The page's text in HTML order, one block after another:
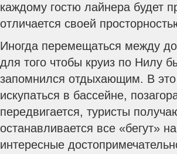
каждому гостю лайнера будет
отличается своей
Иногда перемещаться между
для того чтобы круиз по Нилу
запомнился отдыхающим. В
искупаться в бассейне,
передвигается, туристы
останавливается все «бегут»
интересные